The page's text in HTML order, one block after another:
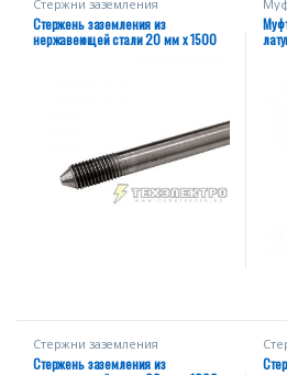
Стержни заземления
нержавеющие
Стержень заземления из
нержавеющей стали 20 мм х 1500
Стержни заземления
нержавеющие
Стержень заземления из